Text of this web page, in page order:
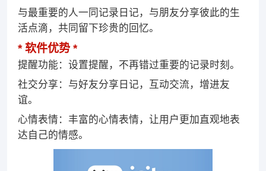
与最重要的人一同记录日记，与朋友分享彼此的生
活点滴，共同留下珍贵的回忆。
软件优势
提醒功能：设置提醒，不再错过重要的记录时刻。
社交分享：与好友分享日记，互动交流，增进友
谊。
心情表情：丰富的心情表情，让用户更加直观地表
达自己的情感。